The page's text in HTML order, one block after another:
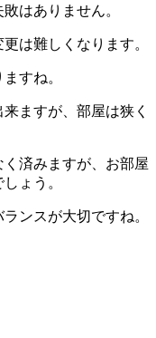
はありません。
は難しくなります。
すね。
ますが、部屋は狭く
済みますが、お部屋
ょう。
ンスが大切ですね。